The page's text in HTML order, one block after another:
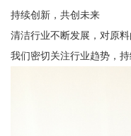
持续创新，共创未来
清洁行业不断发展，对原料
我们密切关注行业趋势，持